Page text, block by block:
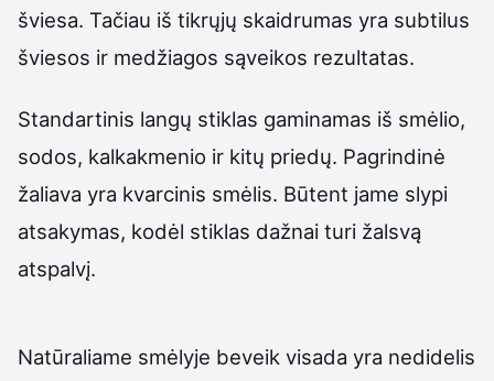
šviesa. Tačiau iš tikrųjų skaidrumas yra subtilus
šviesos ir medžiagos sąveikos rezultatas.
Standartinis langų stiklas gaminamas iš smėlio,
sodos, kalkakmenio ir kitų priedų. Pagrindinė
žaliava yra kvarcinis smėlis. Būtent jame slypi
atsakymas, kodėl stiklas dažnai turi žalsvą
atspalvį.
Natūraliame smėlyje beveik visada yra nedidelis